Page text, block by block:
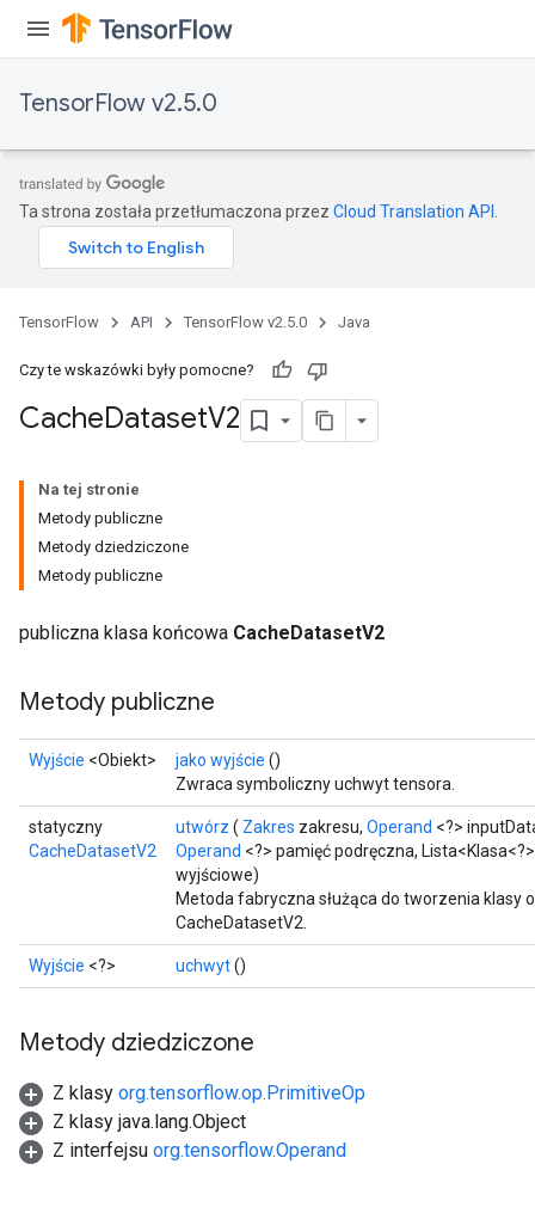
TensorFlow v2.5.0
Ta strona została przetłumaczona przez Cloud Translation API
TensorFlow API TensorFlow v2.5.0 Java
Czy te wskazówki były pomocne?
CacheDatasetV2
Na tej stronie
Metody publiczne
Metody dziedziczone
Metody publiczne
publiczna klasa końcowa CacheDatasetV2
Metody publiczne
Wyjście <Obiekt> jako wyjście ()
Zwraca symboliczny uchwyt tensora.
statyczny
CacheDatasetV2
utwórz ( Zakres zakresu, Operand <?>
Operand <?> pamięć podręczna,
wyjściowe)
Metoda fabryczna służąca do tworzenia klasy
CacheDatasetV2.
Wyjście <?> uchwyt()
Metody dziedziczone
Z klasy org.tensorflow.op.PrimitiveOp
Z klasy java.lang.Object
Z interfejsu org.tensorflow.Operand